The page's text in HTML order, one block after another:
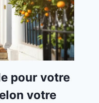
pour votre
votre